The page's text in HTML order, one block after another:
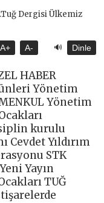
A+ A- 🔊 Dinle
HABER
Yönetim
Yönetim
kurulu
Cevdet Yıldırım
STK
Yayın
TUĞ